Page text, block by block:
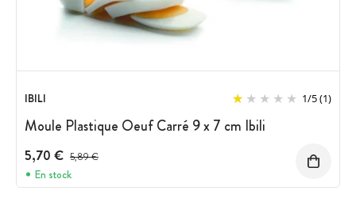
IBILI 1/5(1)
Moule Plastique Oeuf Carré 9 x 7 cm Ibili
5,70 € Prix avant réduction :
5,89 €
En stock